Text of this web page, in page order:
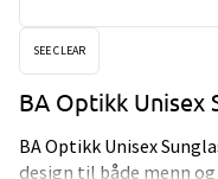
SEE CLEAR
BA Optikk Unisex
BA Optikk Unisex
design til både menn og